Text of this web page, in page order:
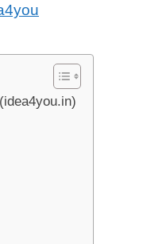
(idea4you.in)